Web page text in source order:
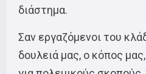
διάστημα.
Σαν εργαζόμενοι του
δουλειά μας, ο κόπος